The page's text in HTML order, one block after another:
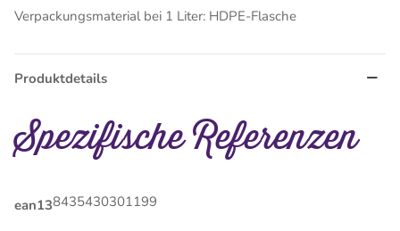
Verpackungsmaterial bei 1 Liter: HDPE-Flasche
Produktdetails
Spezifische Referenzen
ean138435430301199